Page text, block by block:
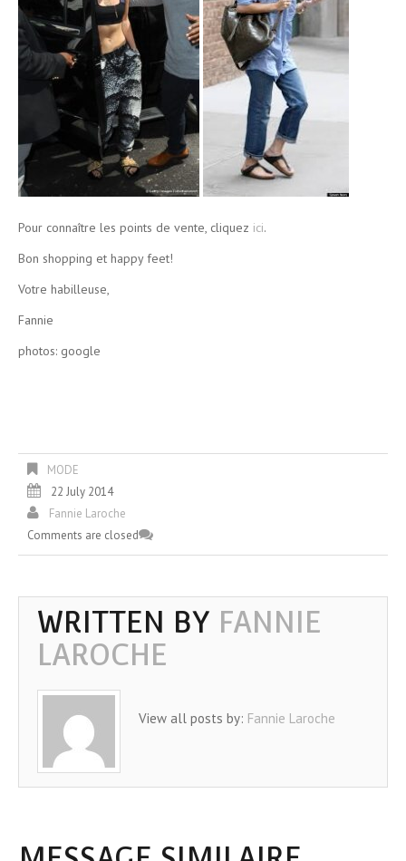
Pour connaître les points de vente, cliquez ici.
Bon shopping et happy feet!
Votre habilleuse,
Fannie
photos: google
MODE
22 July 2014
Fannie Laroche
Comments are closed
WRITTEN BY FANNIE
LAROCHE
View all posts by: Fannie Laroche